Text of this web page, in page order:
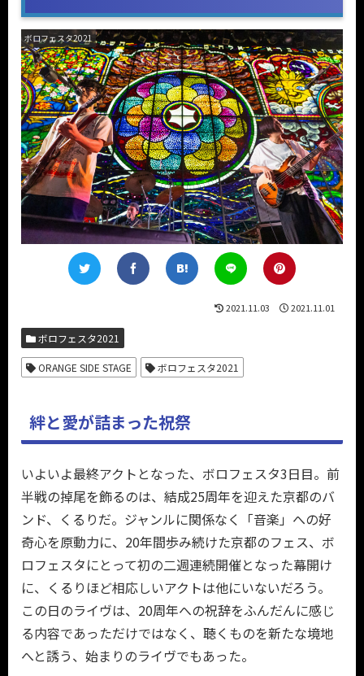
ボロフェスタ2021
2021.11.03 2021.11.01
ボロフェスタ2021
ORANGE SIDE STAGE ボロフェスタ2021
絆と愛が詰まった祝祭
いよいよ最終アクトとなった、ボロフェスタ3日目。前
半戦の掉尾を飾るのは、結成25周年を迎えた京都のバ
ンド、くるりだ。ジャンルに関係なく「音楽」への好
奇心を原動力に、20年間歩み続けた京都のフェス、ボ
ロフェスタにとって初の二週連続開催となった幕開け
に、くるりほど相応しいアクトは他にいないだろう。
この日のライヴは、20周年への祝辞をふんだんに感じ
る内容であっただけではなく、聴くものを新たな境地
へと誘う、始まりのライヴでもあった。